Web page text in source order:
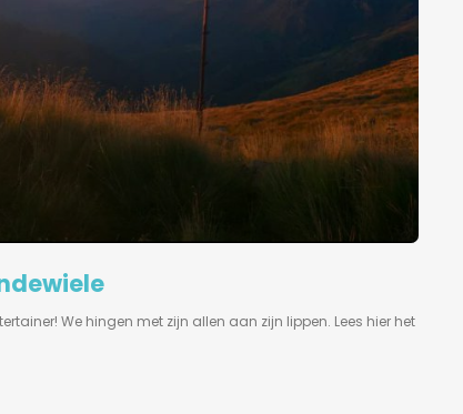
We hingen met zijn allen aan zijn lippen. Lees hier het